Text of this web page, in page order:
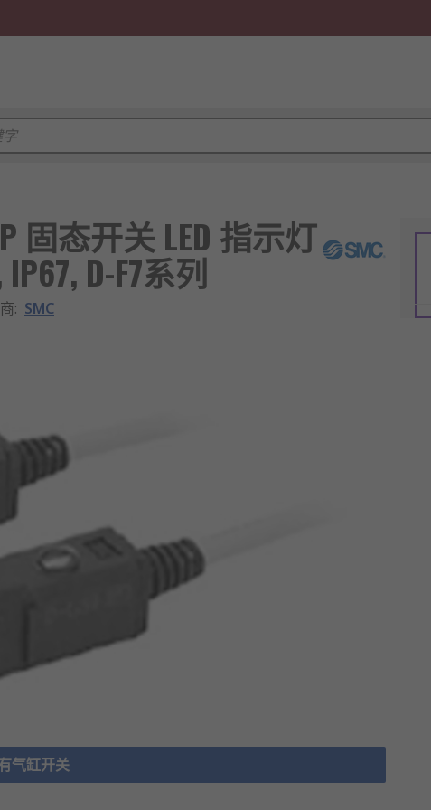
固态开关 LED 指示灯
D-F7系列
: SMC
气缸开关